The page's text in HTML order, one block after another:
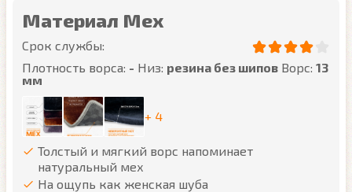
Материал Мех
Срок службы:
Плотность ворса: - Низ: резина без шипов Ворс: 13
мм
+ 4
Толстый и мягкий ворс напоминает
натуральный мех
На ощупь как женская шуба